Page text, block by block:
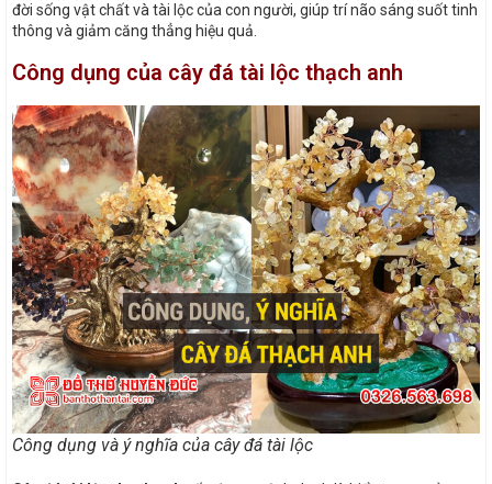
đời sống vật chất và tài lộc của con người, giúp trí não sáng suốt tinh
thông và giảm căng thẳng hiệu quả.
Công dụng của cây đá tài lộc thạch anh
Công dụng và ý nghĩa của cây đá tài lộc